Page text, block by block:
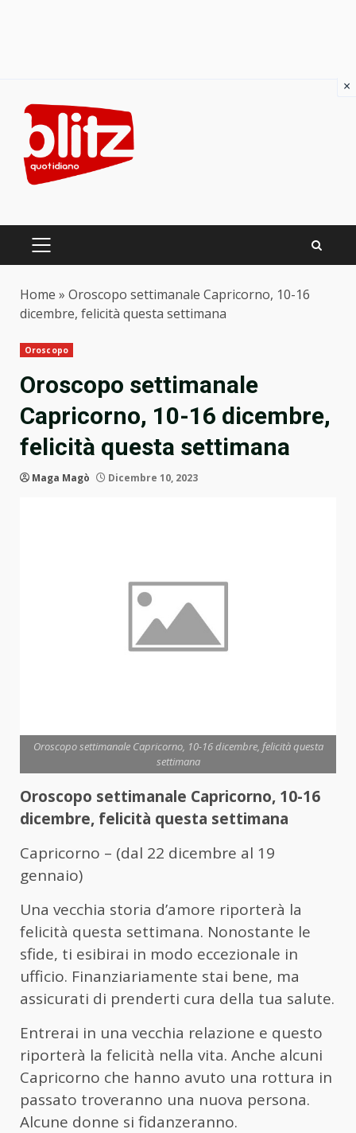
content
PRIMARY
Home » Oroscopo settimanale Capricorno, 10-16
dicembre, felicità questa settimana
Oroscopo
Oroscopo settimanale
Capricorno, 10-16 dicembre,
felicità questa settimana
Maga Magò Dicembre 10, 2023
Oroscopo settimanale Capricorno, 10-16 dicembre, felicità questa
settimana
Oroscopo settimanale Capricorno, 10-16
dicembre, felicità questa settimana
Capricorno – (dal 22 dicembre al 19
gennaio)
Una vecchia storia d’amore riporterà la
felicità questa settimana. Nonostante le
sfide, ti esibirai in modo eccezionale in
ufficio. Finanziariamente stai bene, ma
assicurati di prenderti cura della tua salute.
Entrerai in una vecchia relazione e questo
riporterà la felicità nella vita. Anche alcuni
Capricorno che hanno avuto una rottura in
passato troveranno una nuova persona.
Alcune donne si fidanzeranno.
×